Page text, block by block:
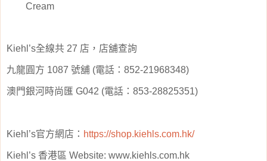
Cream
Kiehl’s全線共 27 店，店舖查詢
九龍圓方 1087 號舖 (電話： 852-21968348)
澳門銀河時尚匯 G042 (電話： 853-28825351)
Kiehl’s官方網店： https://shop.kiehls.com.hk/
Kiehl’s 香港區 Website: www.kiehls.com.hk